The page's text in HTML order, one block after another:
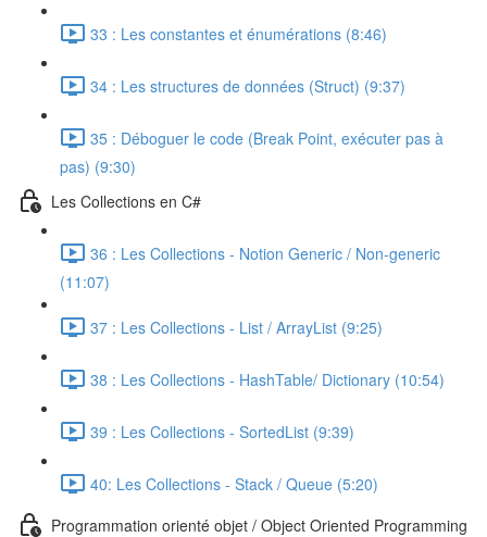
33 : Les constantes et énumérations (8:46)
34 : Les structures de données (Struct) (9:37)
35 : Déboguer le code (Break Point, exécuter pas à
pas) (9:30)
Les Collections en C#
36 : Les Collections - Notion Generic / Non-generic
(11:07)
37 : Les Collections - List / ArrayList (9:25)
38 : Les Collections - HashTable/ Dictionary (10:54)
39 : Les Collections - SortedList (9:39)
40: Les Collections - Stack / Queue (5:20)
Programmation orienté objet / Object Oriented Programming